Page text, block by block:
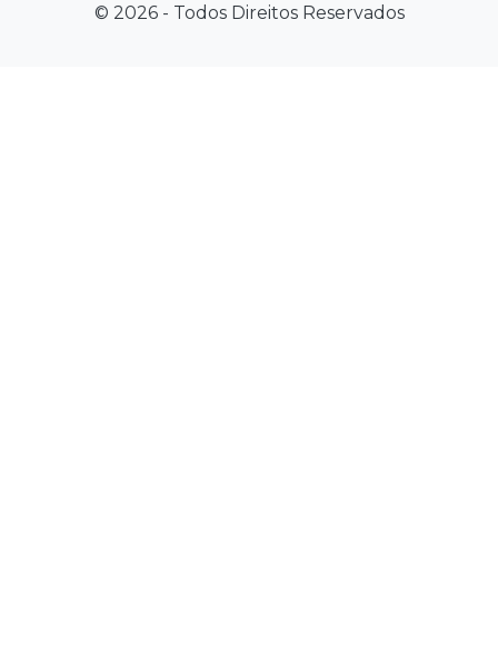
© 2026 - Todos Direitos Reservados